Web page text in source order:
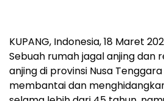
KUPANG, Indonesia,18 Maret
Sebuah rumah jagal anjing dan
anjing di provinsi Nusa
membantai dan